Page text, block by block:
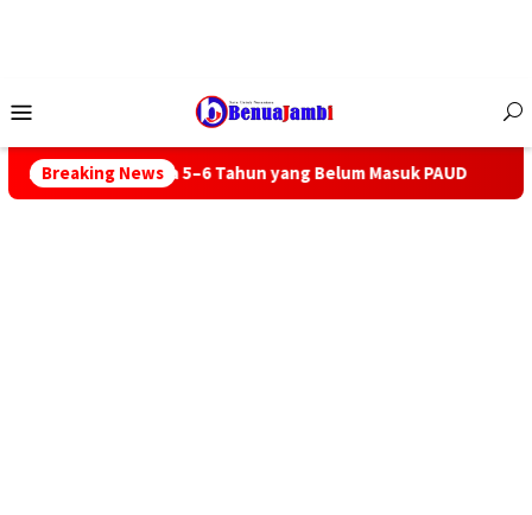
Mobile
Breaking News
5–6 Tahun yang Belum Masuk PAUD Kematian Brigadir